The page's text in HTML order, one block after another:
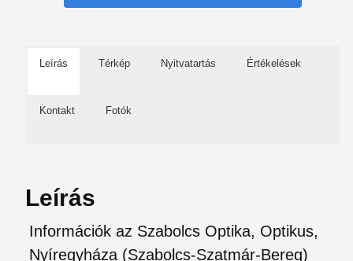
Leírás Térkép Nyitvatartás Értékelések
Kontakt Fotók
Leírás
Információk az Szabolcs Optika, Optikus,
Nyíregyháza (Szabolcs-Szatmár-Bereg)